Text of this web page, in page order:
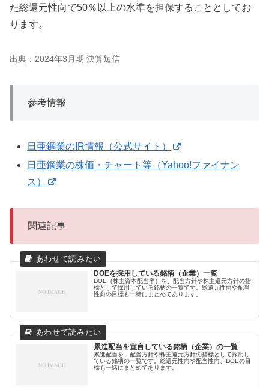
た総還元性向で50％以上の水準を担保することとしてお
ります。
出典：2024年3月期 決算短信
参考情報
日亜鋼業のIR情報（公式サイト）
日亜鋼業の株価・チャート等（Yahoo!ファイナン
ス）
関連記事
DOEを採用している銘柄（企業）一覧
DOE（株主資本配当率）を、配当方針や株主還元方針の指
標として採用している銘柄の一覧です。総還元性向や配当
性向の目標も一緒にまとめてあります。
累進配当を宣言している銘柄（企業）の一覧
累進配当を、配当方針や株主還元方針の指標として採用し
ている銘柄の一覧です。総還元性向や配当性向、DOEの目
標も一緒にまとめてあります。